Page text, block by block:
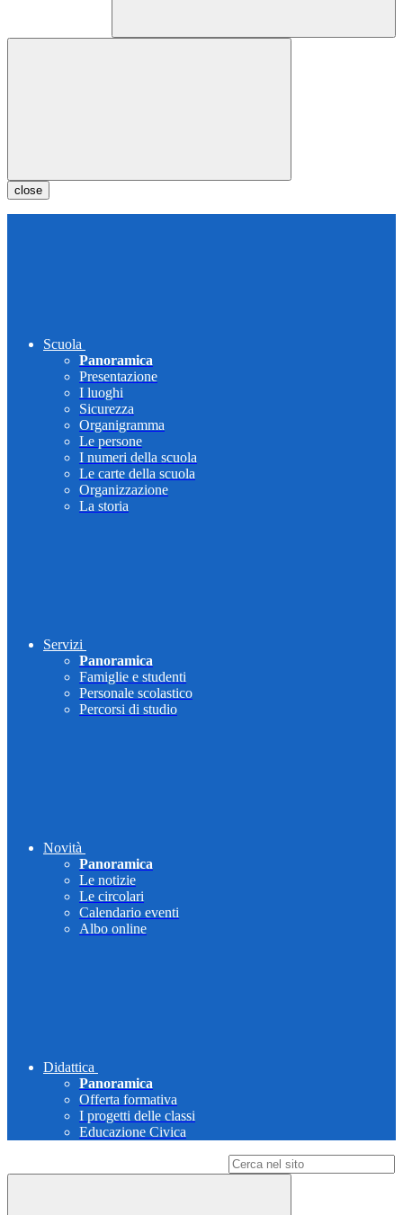
close
Scuola
Panoramica
Presentazione
I luoghi
Sicurezza
Organigramma
Le persone
I numeri della scuola
Le carte della scuola
Organizzazione
La storia
Servizi
Panoramica
Famiglie e studenti
Personale scolastico
Percorsi di studio
Novità
Panoramica
Le notizie
Le circolari
Calendario eventi
Albo online
Didattica
Panoramica
Offerta formativa
I progetti delle classi
Educazione Civica